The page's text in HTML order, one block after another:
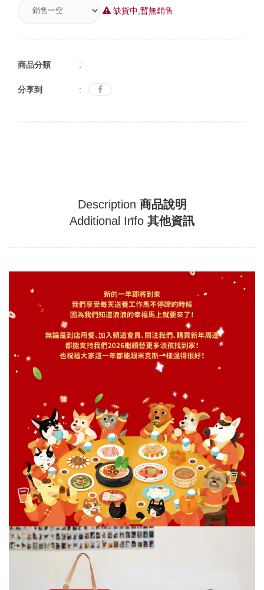
缺貨中,暫無銷售
商品分類 :
分享到 :
Description 商品說明
Additional Info 其他資訊